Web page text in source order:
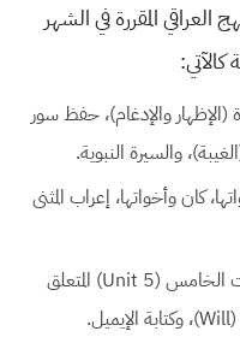
المقررة في الشهر
(الإظهار والإدغام)، حفظ سور
والسيرة النبوية.
كان وأخواتها، إعراب المثنى
مراجعة اليونت الخامس (Unit 5) المتعلق